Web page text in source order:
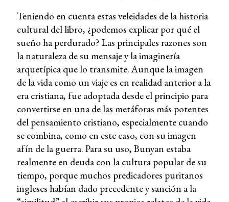
Teniendo en cuenta estas veleidades de la historia
cultural del libro, ¿podemos explicar por qué el
sueño ha perdurado? Las principales razones son
la naturaleza de su mensaje y la imaginería
arquetípica que lo transmite. Aunque la imagen
de la vida como un viaje es en realidad anterior a la
era cristiana, fue adoptada desde el principio para
convertirse en una de las metáforas más potentes
del pensamiento cristiano, especialmente cuando
se combina, como en este caso, con su imagen
afín de la guerra. Para su uso, Bunyan estaba
realmente en deuda con la cultura popular de su
tiempo, porque muchos predicadores puritanos
ingleses habían dado precedente y sanción a la